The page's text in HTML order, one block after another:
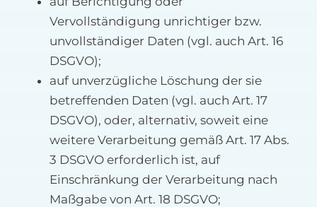
Vervollständigung unrichtiger bzw.
unvollständiger Daten (vgl. auch Art. 16
DSGVO);
auf unverzügliche Löschung der sie
betreffenden Daten (vgl. auch Art. 17
DSGVO), oder, alternativ, soweit eine
weitere Verarbeitung gemäß Art. 17 Abs.
3 DSGVO erforderlich ist, auf
Einschränkung der Verarbeitung nach
Maßgabe von Art. 18 DSGVO;